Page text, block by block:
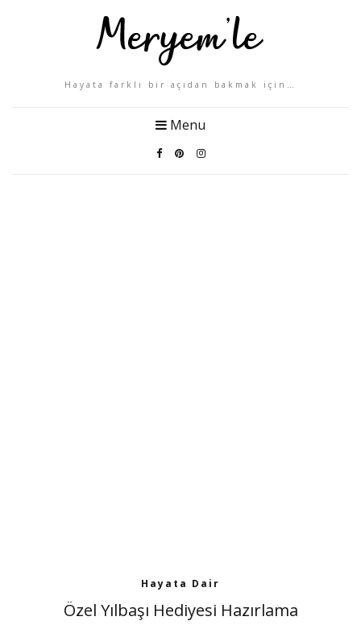
Hayata farklı bir açıdan bakmak için…
Menu
Hayata Dair
Özel Yılbaşı Hediyesi Hazırlama